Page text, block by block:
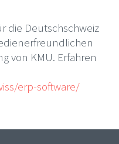
die Deutschschweiz
von KMU. Erfahren
erp-software/